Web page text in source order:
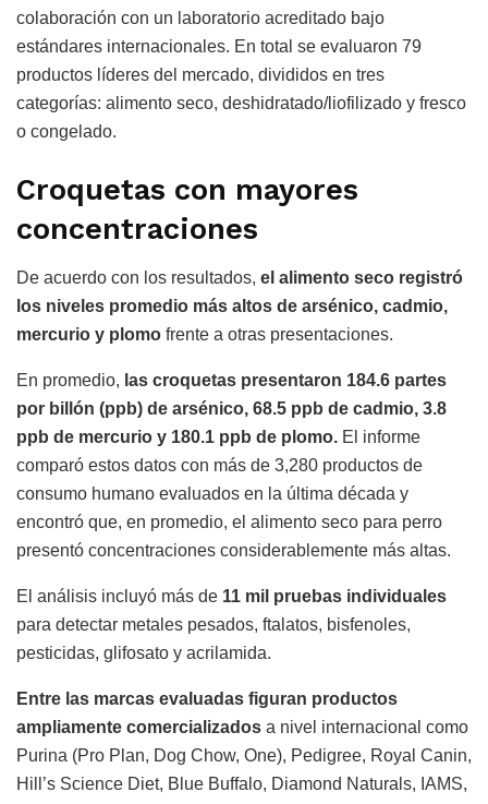
colaboración con un laboratorio acreditado bajo
estándares internacionales. En total se evaluaron 79
productos líderes del mercado, divididos en tres
categorías: alimento seco, deshidratado/liofilizado y fresco
o congelado.
Croquetas con mayores
concentraciones
De acuerdo con los resultados, el alimento seco registró
los niveles promedio más altos de arsénico, cadmio,
mercurio y plomo frente a otras presentaciones.
En promedio, las croquetas presentaron 184.6 partes
por billón (ppb) de arsénico, 68.5 ppb de cadmio, 3.8
ppb de mercurio y 180.1 ppb de plomo. El informe
comparó estos datos con más de 3,280 productos de
consumo humano evaluados en la última década y
encontró que, en promedio, el alimento seco para perro
presentó concentraciones considerablemente más altas.
El análisis incluyó más de 11 mil pruebas individuales
para detectar metales pesados, ftalatos, bisfenoles,
pesticidas, glifosato y acrilamida.
Entre las marcas evaluadas figuran productos
ampliamente comercializados a nivel internacional como
Purina (Pro Plan, Dog Chow, One), Pedigree, Royal Canin,
Hill’s Science Diet, Blue Buffalo, Diamond Naturals, IAMS,